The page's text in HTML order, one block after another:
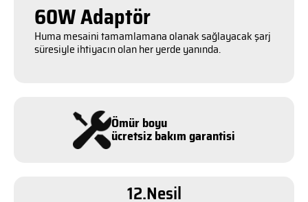
60W Adaptör
Huma mesaini tamamlamana olanak sağlayacak şarj
süresiyle ihtiyacın olan her yerde yanında.
Ömür boyu
ücretsiz bakım garantisi
12.Nesil